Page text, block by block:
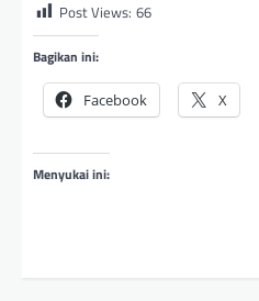
Post Views: 66
Bagikan ini:
Facebook X
Menyukai ini: